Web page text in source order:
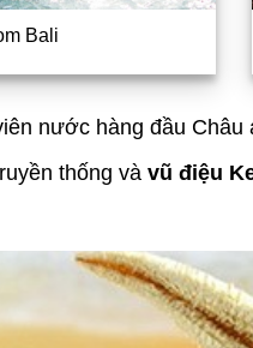
Bali
nước hàng đầu
thống và vũ điệu